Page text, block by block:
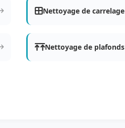
Nettoyage de carrelage
Nettoyage de plafonds